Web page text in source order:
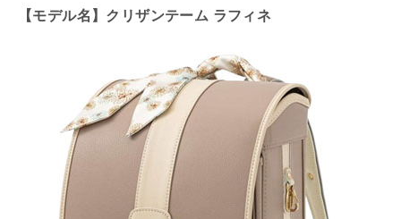
【モデル名】クリザンテーム ラフィネ